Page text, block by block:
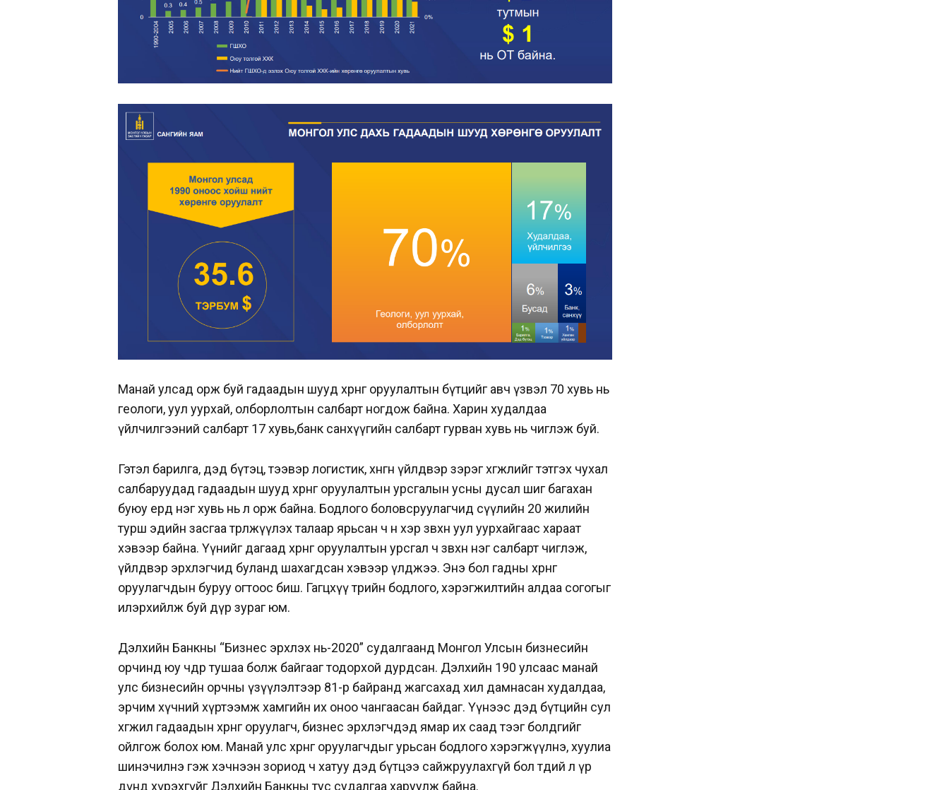
Манай улсад орж буй гадаадын шууд хөрөнгө оруулалтын бүтцийг авч үзвэл 70 хувь нь
геологи, уул уурхай, олборлолтын салбарт ногдож байна. Харин худалдаа
үйлчилгээний салбарт 17 хувь,банк санхүүгийн салбарт гурван хувь нь чиглэж буй.
Гэтэл барилга, дэд бүтэц, тээвэр логистик, хөнгөн үйлдвэр зэрэг хөгжлийг тэтгэх чухал
салбаруудад гадаадын шууд хөрөнгө оруулалтын урсгалын усны дусал шиг багахан
буюу ердөө нэг хувь нь л орж байна. Бодлого боловсруулагчид сүүлийн 20 жилийн
турш эдийн засгаа төрөлжүүлэх талаар ярьсан ч өнөө хэр зөвхөн уул уурхайгаас хараат
хэвээр байна. Үүнийг дагаад хөрөнгө оруулалтын урсгал ч зөвхөн нэг салбарт чиглэж,
үйлдвэр эрхлэгчид буланд шахагдсан хэвээр үлджээ. Энэ бол гадны хөрөнгө
оруулагчдын буруу огтоос биш. Гагцхүү төрийн бодлого, хэрэгжилтийн алдаа согогыг
илэрхийлж буй дүр зураг юм.
Дэлхийн Банкны “Бизнес эрхлэх нь-2020” судалгаанд Монгол Улсын бизнесийн
орчинд юу чөдөр тушаа болж байгааг тодорхой дурдсан. Дэлхийн 190 улсаас манай
улс бизнесийн орчны үзүүлэлтээр 81-р байранд жагсахад хил дамнасан худалдаа,
эрчим хүчний хүртээмж хамгийн их оноо чангаасан байдаг. Үүнээс дэд бүтцийн сул
хөгжил гадаадын хөрөнгө оруулагч, бизнес эрхлэгчдэд ямар их саад тээг болдгийг
ойлгож болох юм. Манай улс хөрөнгө оруулагчдыг урьсан бодлого хэрэгжүүлнэ, хуулиа
шинэчилнэ гэж хэчнээн зориод ч хатуу дэд бүтцээ сайжруулахгүй бол төдий л үр
дүнд хүрэхгүйг Дэлхийн Банкны тус судалгаа харуулж байна.